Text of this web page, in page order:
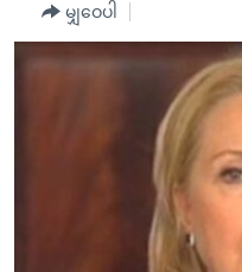
အကြောင်းအရာ
အစ္စရေး-ပါလက်စတိုင်း
ရပ်ဝန်းတခု လမ်းတခု အလွန်
အင်္ဂလိပ်စာလေ့လာမယ်
အမေရိကန်သုံးအီဒီယံ
မကြေးမုံရဲ့ အင်္ဂလိပ်စာ
ရုပ်ရှင်ထဲက အင်္ဂလိပ်စာ
သုတပဒေသာ အင်္ဂလိပ်စာ
အပတ်စဉ်ကဏ္ဍများ
ရေဒီယိုနှင့်ရုပ်သံ အချက်အ
ရေဒီယို/တီဗွီအစီအစဉ်
မျှဝေပါ